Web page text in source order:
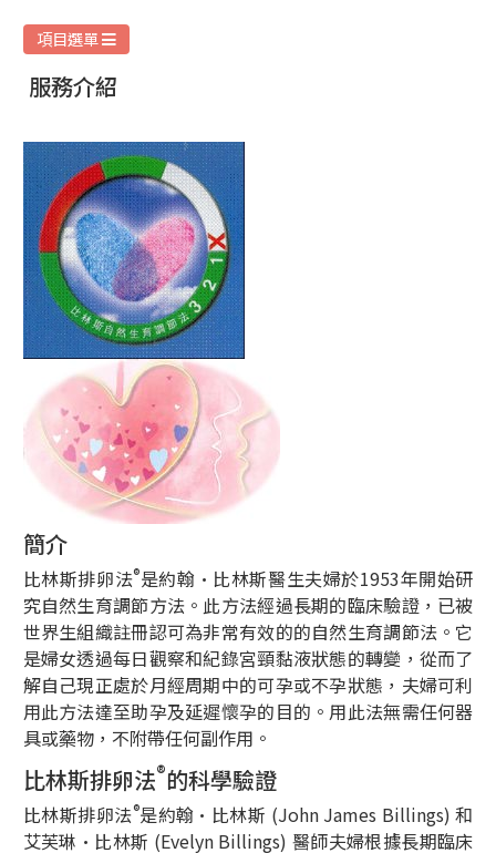
庭
服
務
項目選單
服務介紹
簡介
比林斯排卵法®是約翰•比林斯醫生夫婦於1953年開始研
究自然生育調節方法。此方法經過長期的臨床驗證，已被
世界生組織註冊認可為非常有效的的自然生育調節法。它
是婦女透過每日觀察和紀錄宮頸黏液狀態的轉變，從而了
解自己現正處於月經周期中的可孕或不孕狀態，夫婦可利
用此方法達至助孕及延遲懷孕的目的。用此法無需任何器
具或藥物，不附帶任何副作用。
比林斯排卵法®的科學驗證
比林斯排卵法®是約翰•比林斯 (John James Billings) 和
艾芙琳•比林斯 (Evelyn Billings) 醫師夫婦根據長期臨床